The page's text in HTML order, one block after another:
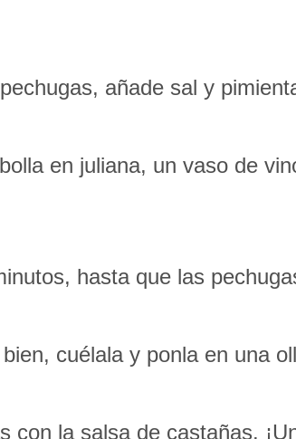
añade sal y
en juliana, un vaso de
hasta que las
cuélala y ponla en una
con la salsa de castañas.